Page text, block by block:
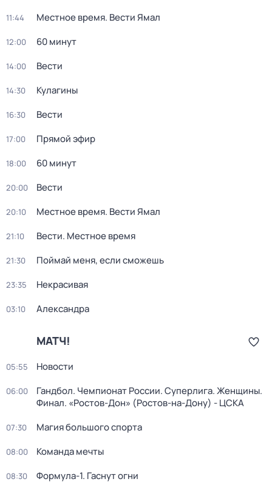
11:44 Местное время. Вести Ямал
12:00 60 минут
14:00 Вести
14:30 Кулагины
16:30 Вести
17:00 Прямой эфир
18:00 60 минут
20:00 Вести
20:10 Местное время. Вести Ямал
21:10 Вести. Местное время
21:30 Поймай меня, если сможешь
23:35 Некрасивая
03:10 Александра
МАТЧ!
05:55 Новости
06:00
Гандбол. Чемпионат России. Суперлига. Женщины.
Финал. «Ростов-Дон» (Ростов-на-Дону) - ЦСКА
07:30 Магия большого спорта
08:00 Команда мечты
08:30 Формула-1. Гаснут огни